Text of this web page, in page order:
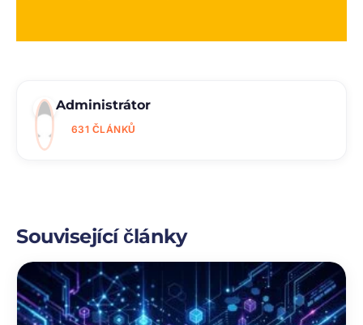
Administrátor
631 ČLÁNKŮ
Související články